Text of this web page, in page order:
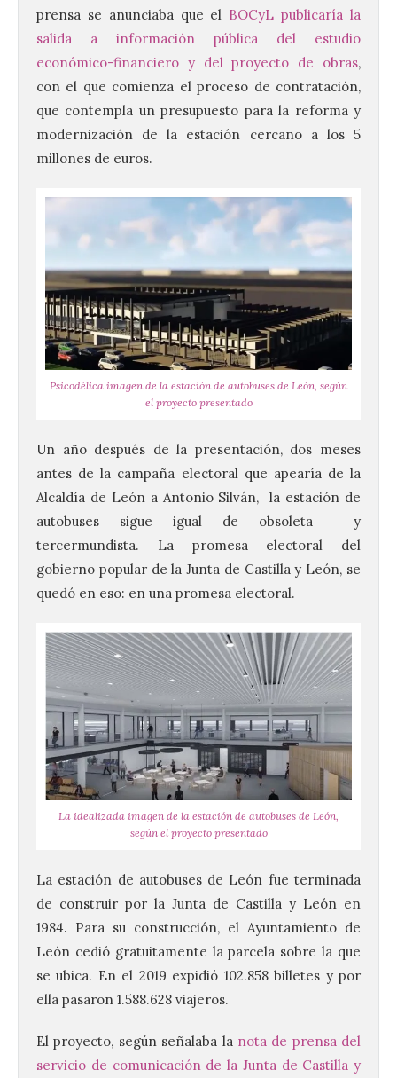
prensa se anunciaba que el BOCyL publicaría la
salida a información pública del estudio
económico-financiero y del proyecto de obras,
con el que comienza el proceso de contratación,
que contempla un presupuesto para la reforma y
modernización de la estación cercano a los 5
millones de euros.
Psicodélica imagen de la estación de autobuses de León, según
el proyecto presentado
Un año después de la presentación, dos meses
antes de la campaña electoral que apearía de la
Alcaldía de León a Antonio Silván, la estación de
autobuses sigue igual de obsoleta y
tercermundista. La promesa electoral del
gobierno popular de la Junta de Castilla y León, se
quedó en eso: en una promesa electoral.
La idealizada imagen de la estación de autobuses de León,
según el proyecto presentado
La estación de autobuses de León fue terminada
de construir por la Junta de Castilla y León en
1984. Para su construcción, el Ayuntamiento de
León cedió gratuitamente la parcela sobre la que
se ubica. En el 2019 expidió 102.858 billetes y por
ella pasaron 1.588.628 viajeros.
El proyecto, según señalaba la nota de prensa del
servicio de comunicación de la Junta de Castilla y